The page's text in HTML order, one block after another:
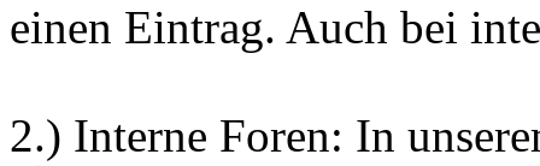
einen Eintrag. Auch bei
2.) Interne Foren: In